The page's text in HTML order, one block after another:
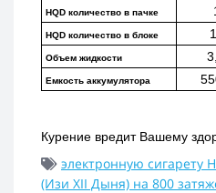
HQD количество в пачке
HQD количество в блоке
Объем жидкости
Емкость аккумулятора
Курение вредит Вашему
электронную сигарету
(Изи XII Дыня) на 800